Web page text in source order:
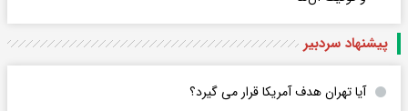
پیشنهاد سردبیر
آیا تهران هدف آمریکا قرار می گیرد؟